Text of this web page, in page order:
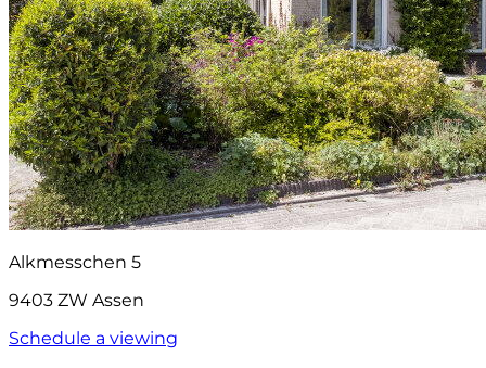
Alkmesschen 5
9403 ZW Assen
Schedule a viewing